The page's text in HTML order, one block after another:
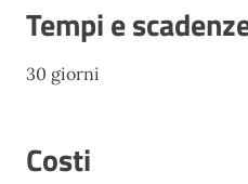
Tempi e
30 giorni
Costi